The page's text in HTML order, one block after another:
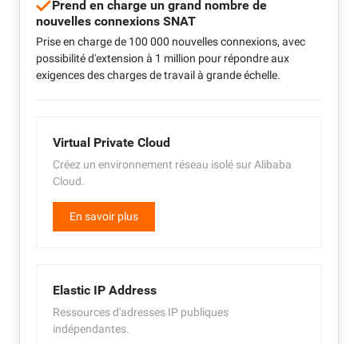
Prend en charge un grand nombre de
nouvelles connexions SNAT
Prise en charge de 100 000 nouvelles connexions, avec
possibilité d'extension à 1 million pour répondre aux
exigences des charges de travail à grande échelle.
Virtual Private Cloud
Créez un environnement réseau isolé sur Alibaba
Cloud.
En savoir plus
Elastic IP Address
Ressources d'adresses IP publiques
indépendantes.